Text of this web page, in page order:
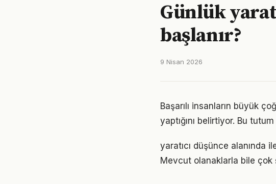
Günlük
başlanır?
9 Nisan 2026
Başarılı insanların büyük
yaptığını belirtiyor. Bu
yaratıcı düşünce alanında
Mevcut olanaklarla bile çok